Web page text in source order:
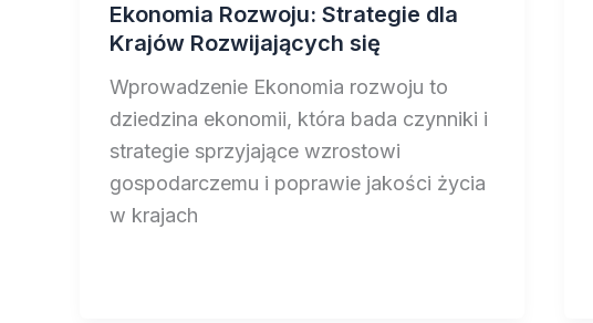
Ekonomia Rozwoju: Strategie dla
Krajów Rozwijających się
Wprowadzenie Ekonomia rozwoju to
dziedzina ekonomii, która bada czynniki i
strategie sprzyjające wzrostowi
gospodarczemu i poprawie jakości życia
w krajach